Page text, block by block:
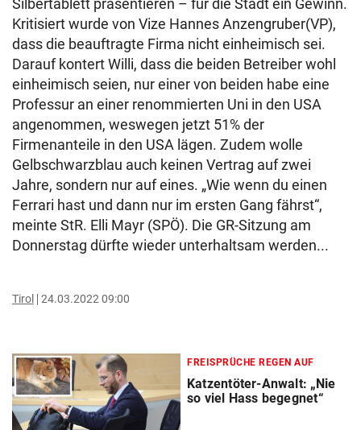
Silbertablett präsentieren – für die Stadt ein Gewinn.
Kritisiert wurde von Vize Hannes Anzengruber(VP),
dass die beauftragte Firma nicht einheimisch sei.
Darauf kontert Willi, dass die beiden Betreiber wohl
einheimisch seien, nur einer von beiden habe eine
Professur an einer renommierten Uni in den USA
angenommen, weswegen jetzt 51% der
Firmenanteile in den USA lägen. Zudem wolle
Gelbschwarzblau auch keinen Vertrag auf zwei
Jahre, sondern nur auf eines. „Wie wenn du einen
Ferrari hast und dann nur im ersten Gang fährst“,
meinte StR. Elli Mayr (SPÖ). Die GR-Sitzung am
Donnerstag dürfte wieder unterhaltsam werden...
Tirol 24.03.2022 09:00
FREISPRÜCHE REGEN AUF
Katzentöter-Anwalt: „Nie
so viel Hass begegnet“